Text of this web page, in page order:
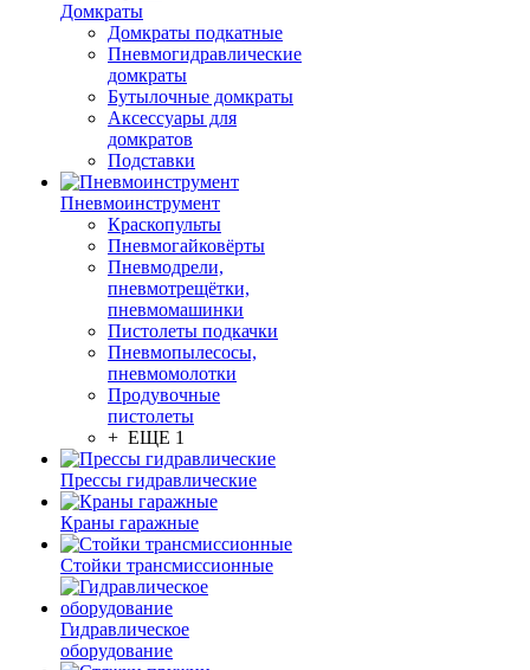
Домкраты
Домкраты подкатные
Пневмогидравлические
домкраты
Бутылочные домкраты
Аксессуары для
домкратов
Подставки
Пневмоинструмент
Краскопульты
Пневмогайковёрты
Пневмодрели,
пневмотрещётки,
пневмомашинки
Пистолеты подкачки
Пневмопылесосы,
пневмомолотки
Продувочные
пистолеты
+ ЕЩЕ 1
Прессы гидравлические
Краны гаражные
Стойки трансмиссионные
Гидравлическое
оборудование